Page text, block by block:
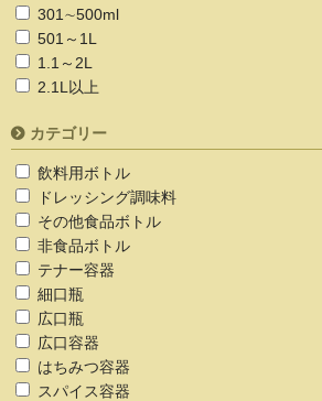
301∼500ml
501～1L
1.1～2L
2.1L以上
カテゴリー
飲料用ボトル
ドレッシング調味料
その他食品ボトル
非食品ボトル
テナー容器
細口瓶
広口瓶
広口容器
はちみつ容器
スパイス容器